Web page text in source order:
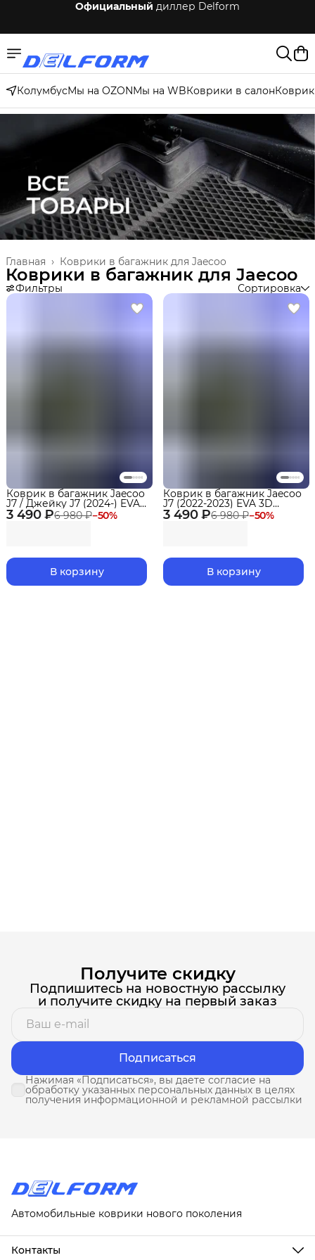
КолумбусМы на OZONМы на WBКоврики в салон
Коврики в багажник для Jaecoo
Главная ›
Коврики в багажник для Jaecoo
Фильтры Сортировка
3 490 ₽6 980 ₽−50%
Коврик в багажник Jaecoo
J7 / Джейку J7 (2024-) EVA
3D Premium Delform
В корзину
3 490 ₽6 980 ₽−50%
Коврик в багажник Jaecoo
J7 (2022-2023) EVA 3D
Premium
В корзину
Получите скидку
Подпишитесь на новостную рассылку
и получите скидку на первый заказ
Подписаться
Нажимая «Подписаться», вы даете согласие на
обработку указанных персональных данных в целях
получения информационной и рекламной рассылки
Автомобильные коврики нового поколения
Контакты